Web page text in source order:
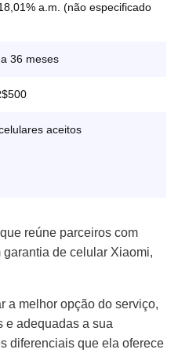
a.m. (não especificado
36 meses
aceitos
reúne parceiros com
de celular Xiaomi,
a melhor opção do serviço,
e adequadas a sua
diferenciais que ela oferece